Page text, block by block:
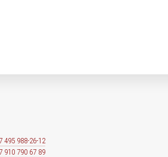
495 988-26-12
910 790 67 89